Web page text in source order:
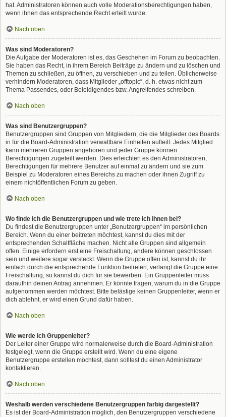
hat. Administratoren können auch volle Moderationsberechtigungen haben,
wenn ihnen das entsprechende Recht erteilt wurde.
Nach oben
Was sind Moderatoren?
Die Aufgabe der Moderatoren ist es, das Geschehen im Forum zu beobachten.
Sie haben das Recht, in ihrem Bereich Beiträge zu ändern und zu löschen und
Themen zu schließen, zu öffnen, zu verschieben und zu teilen. Üblicherweise
verhindern Moderatoren, dass Mitglieder „offtopic“, d. h. etwas nicht zum
Thema Passendes, oder Beleidigendes bzw. Angreifendes schreiben.
Nach oben
Was sind Benutzergruppen?
Benutzergruppen sind Gruppen von Mitgliedern, die die Mitglieder des Boards
in für die Board-Administration verwaltbare Einheiten aufteilt. Jedes Mitglied
kann mehreren Gruppen angehören und jeder Gruppe können
Berechtigungen zugeteilt werden. Dies erleichtert es den Administratoren,
Berechtigungen für mehrere Benutzer auf einmal zu ändern und sie zum
Beispiel zu Moderatoren eines Bereichs zu machen oder ihnen Zugriff zu
einem nichtöffentlichen Forum zu geben.
Nach oben
Wo finde ich die Benutzergruppen und wie trete ich ihnen bei?
Du findest die Benutzergruppen unter „Benutzergruppen“ im persönlichen
Bereich. Wenn du einer beitreten möchtest, kannst du dies mit der
entsprechenden Schaltfläche machen. Nicht alle Gruppen sind allgemein
offen. Einige erfordern erst eine Freischaltung, andere können geschlossen
sein und weitere sogar versteckt. Wenn die Gruppe offen ist, kannst du ihr
einfach durch die entsprechende Funktion beitreten; verlangt die Gruppe eine
Freischaltung, so kannst du dich für sie bewerben. Ein Gruppenleiter muss
daraufhin deinen Antrag annehmen. Er könnte fragen, warum du in die Gruppe
aufgenommen werden möchtest. Bitte belästige keinen Gruppenleiter, wenn er
dich ablehnt, er wird einen Grund dafür haben.
Nach oben
Wie werde ich Gruppenleiter?
Der Leiter einer Gruppe wird normalerweise durch die Board-Administration
festgelegt, wenn die Gruppe erstellt wird. Wenn du eine eigene
Benutzergruppe erstellen möchtest, dann solltest du einen Administrator
kontaktieren.
Nach oben
Weshalb werden verschiedene Benutzergruppen farbig dargestellt?
Es ist der Board-Administration möglich, den Benutzergruppen verschiedene